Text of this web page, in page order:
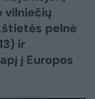
vilniečių
pelnė
ir
į Europos